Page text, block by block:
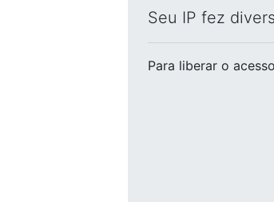
Seu IP fez
Para liberar o acesso